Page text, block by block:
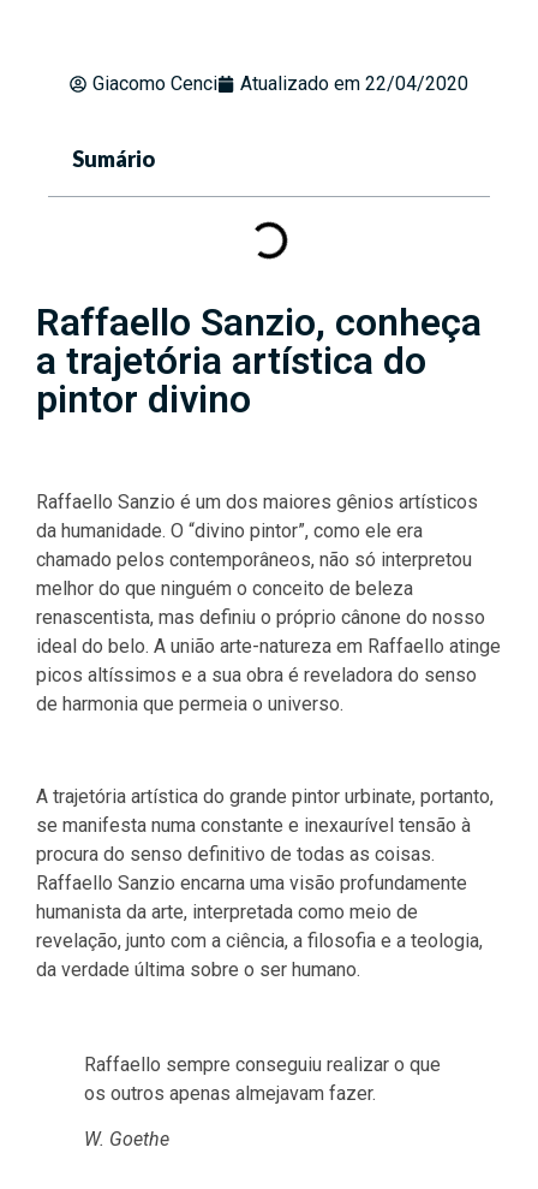
Giacomo Cenci Atualizado em 22/04/2020
Raffaello Sanzio, conheça
a trajetória artística do
pintor divino
Raffaello Sanzio é um dos maiores gênios artísticos
da humanidade. O “divino pintor”, como ele era
chamado pelos contemporâneos, não só interpretou
melhor do que ninguém o conceito de beleza
renascentista, mas definiu o próprio cânone do nosso
ideal do belo. A união arte-natureza em Raffaello atinge
picos altíssimos e a sua obra é reveladora do senso
de harmonia que permeia o universo.
A trajetória artística do grande pintor urbinate, portanto,
se manifesta numa constante e inexaurível tensão à
procura do senso definitivo de todas as coisas.
Raffaello Sanzio encarna uma visão profundamente
humanista da arte, interpretada como meio de
revelação, junto com a ciência, a filosofia e a teologia,
da verdade última sobre o ser humano.
Raffaello sempre conseguiu realizar o que
os outros apenas almejavam fazer.
W. Goethe
Sumário